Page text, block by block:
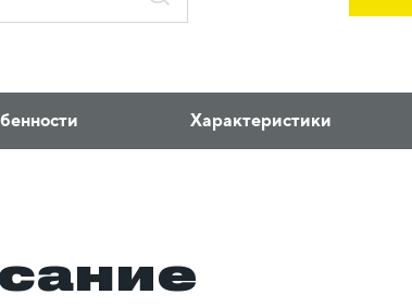
Характеристики